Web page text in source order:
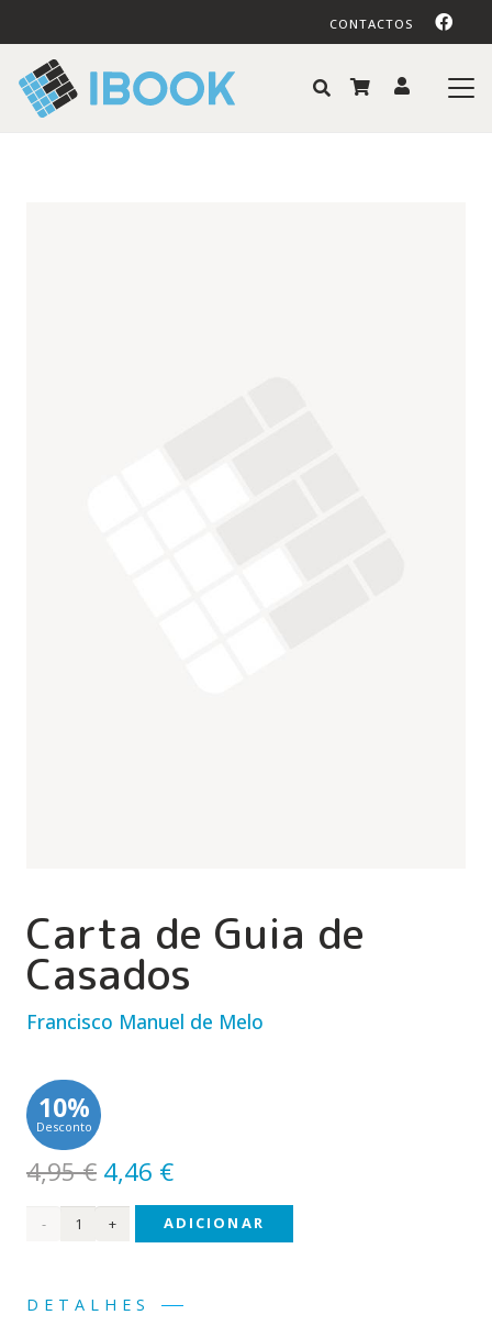
CONTACTOS
Carta de Guia de
Casados
Francisco Manuel de Melo
10%
Desconto
4,95€ O
preço
original
4,95 €.
4,46 €O
preço
atual
Quantidade
ADICIONAR
DETALHES